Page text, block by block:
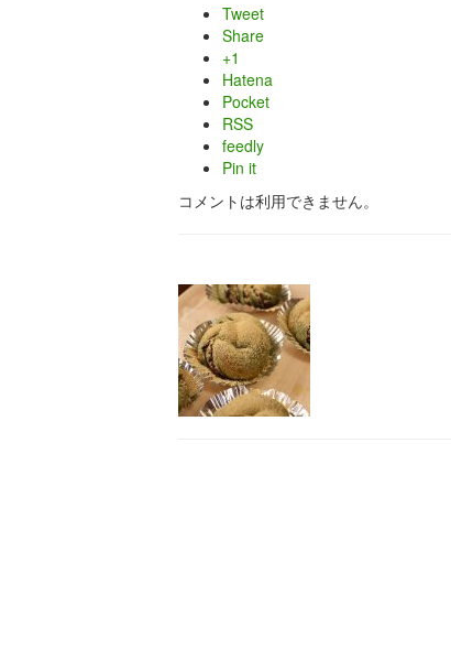
Tweet
Share
+1
Hatena
Pocket
RSS
feedly
Pin it
コメントは利用できません。